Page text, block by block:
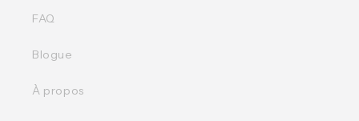
FAQ
Blogue
À propos